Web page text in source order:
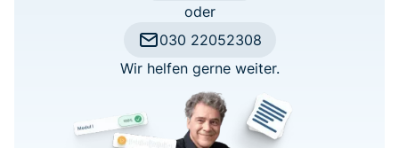
oder
030 22052308
Wir helfen gerne weiter.